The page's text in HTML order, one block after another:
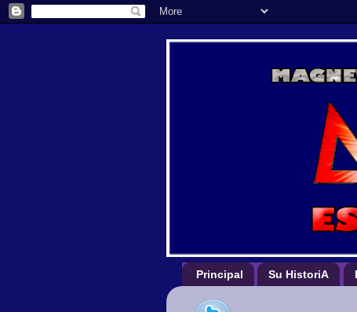
Principal Su HistoriA